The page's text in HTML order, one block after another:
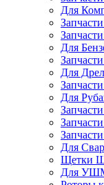
Для
Для
Для
Для
Для
Щетки
Для